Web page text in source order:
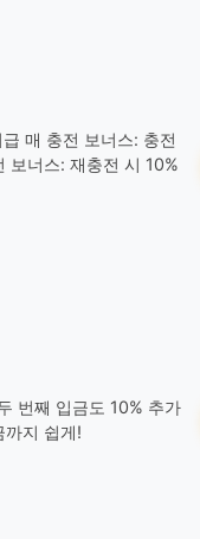
매 충전 보너스: 충전
보너스: 재충전 시 10%
번째 입금도 10% 추가
까지 쉽게!